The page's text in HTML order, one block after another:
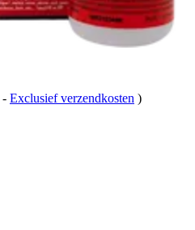
- Exclusief verzendkosten )